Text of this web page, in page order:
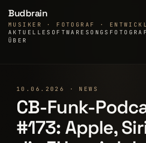
Budbrain
MUSIKER · FOTOGRAF ·
AKTUELLE SOFTWARE SONGS
ÜBER
10.06.2026 · NEWS
CB-Funk-
#173: Apple,